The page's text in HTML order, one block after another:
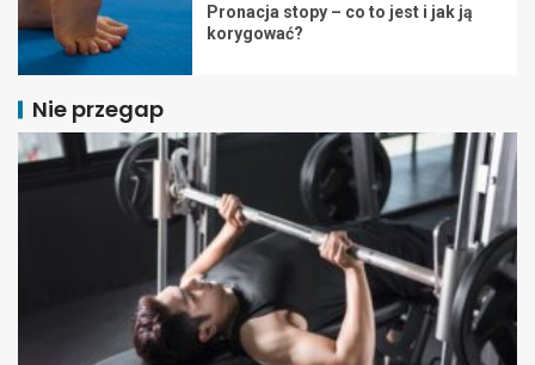
Pronacja stopy – co to jest i jak ją
korygować?
Nie przegap